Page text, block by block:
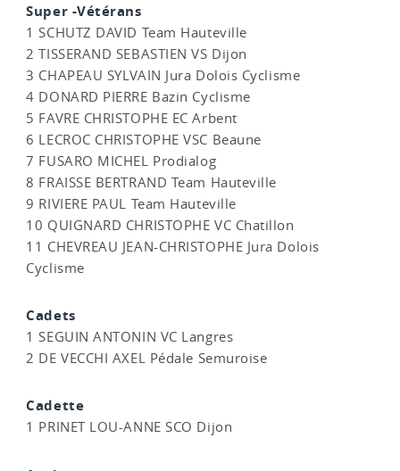
Super -Vétérans
1 SCHUTZ DAVID Team Hauteville
2 TISSERAND SEBASTIEN VS Dijon
3 CHAPEAU SYLVAIN Jura Dolois Cyclisme
4 DONARD PIERRE Bazin Cyclisme
5 FAVRE CHRISTOPHE EC Arbent
6 LECROC CHRISTOPHE VSC Beaune
7 FUSARO MICHEL Prodialog
8 FRAISSE BERTRAND Team Hauteville
9 RIVIERE PAUL Team Hauteville
10 QUIGNARD CHRISTOPHE VC Chatillon
11 CHEVREAU JEAN-CHRISTOPHE Jura Dolois
Cyclisme
Cadets
1 SEGUIN ANTONIN VC Langres
2 DE VECCHI AXEL Pédale Semuroise
Cadette
1 PRINET LOU-ANNE SCO Dijon